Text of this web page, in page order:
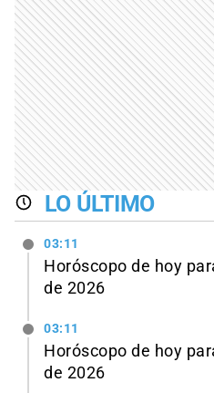
LO ÚLTIMO
03:11
Horóscopo de hoy
de 2026
03:11
Horóscopo de hoy
de 2026